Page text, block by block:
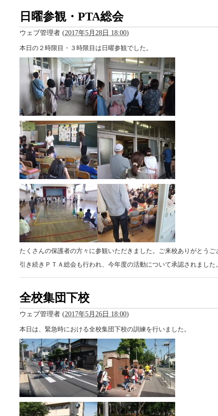
日曜参観・PTA総会
ウェブ管理者 (2017年5月28日 18:00)
本日の２時限目・３時限目は日曜参観でした。
たくさんの保護者の方々に参観いただきました。ご来校ありがとうご
引き続きＰＴＡ総会も行われ、今年度の活動について承認されました
全校集団下校
ウェブ管理者 (2017年5月26日 18:00)
本日は、緊急時における全校集団下校の訓練を行いました。